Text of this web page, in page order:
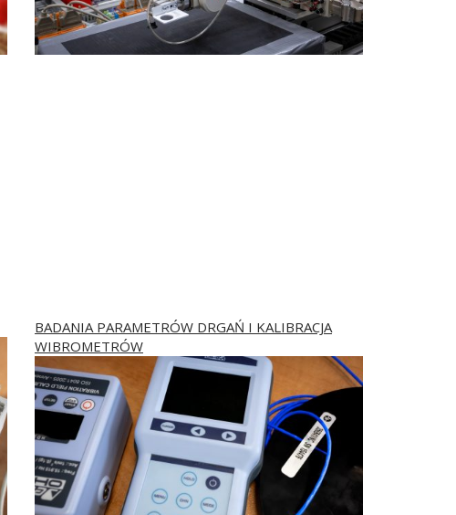
BADANIA PARAMETRÓW DRGAŃ I KALIBRACJA
WIBROMETRÓW